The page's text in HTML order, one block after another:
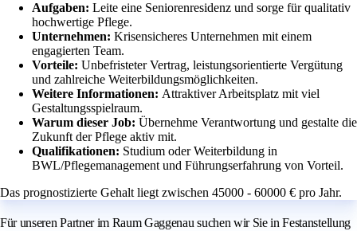
Aufgaben: Leite eine Seniorenresidenz und sorge für qualitativ
hochwertige Pflege.
Unternehmen: Krisensicheres Unternehmen mit einem
engagierten Team.
Vorteile: Unbefristeter Vertrag, leistungsorientierte Vergütung
und zahlreiche Weiterbildungsmöglichkeiten.
Weitere Informationen: Attraktiver Arbeitsplatz mit viel
Gestaltungsspielraum.
Warum dieser Job: Übernehme Verantwortung und gestalte die
Zukunft der Pflege aktiv mit.
Qualifikationen: Studium oder Weiterbildung in
BWL/Pflegemanagement und Führungserfahrung von Vorteil.
Das prognostizierte Gehalt liegt zwischen 45000 - 60000 € pro Jahr.
Für unseren Partner im Raum Gaggenau suchen wir Sie in Festanstellung